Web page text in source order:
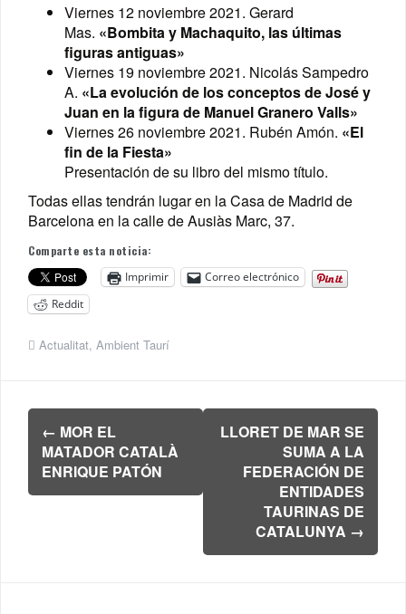
Viernes 12 noviembre 2021. Gerard
Mas. «Bombita y Machaquito, las últimas
figuras antiguas»
Viernes 19 noviembre 2021. Nicolás Sampedro
A. «La evolución de los conceptos de José y
Juan en la figura de Manuel Granero Valls»
Viernes 26 noviembre 2021. Rubén Amón. «El
fin de la Fiesta»
Presentación de su libro del mismo título.
Todas ellas tendrán lugar en la Casa de Madrid de
Barcelona en la calle de Ausiàs Marc, 37.
Comparte esta noticia:
Imprimir
Correo electrónico
Reddit
Actualitat, Ambient Taurí
Navegación
de
entradas
← MOR EL
MATADOR CATALÀ
ENRIQUE PATÓN
LLORET DE MAR SE
SUMA A LA
FEDERACIÓN DE
ENTIDADES
TAURINAS DE
CATALUNYA →